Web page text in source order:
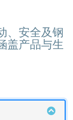
、安全及钢
盖产品与生